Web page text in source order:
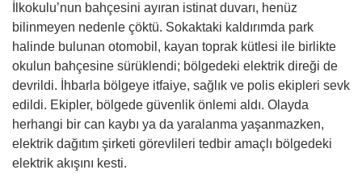
İlkokulu’nun bahçesini ayıran istinat duvarı, henüz
bilinmeyen nedenle çöktü. Sokaktaki kaldırımda park
halinde bulunan otomobil, kayan toprak kütlesi ile birlikte
okulun bahçesine sürüklendi; bölgedeki elektrik direği de
devrildi. İhbarla bölgeye itfaiye, sağlık ve polis ekipleri sevk
edildi. Ekipler, bölgede güvenlik önlemi aldı. Olayda
herhangi bir can kaybı ya da yaralanma yaşanmazken,
elektrik dağıtım şirketi görevlileri tedbir amaçlı bölgedeki
elektrik akışını kesti.